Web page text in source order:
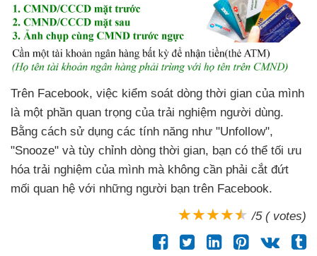
Trên Facebook, việc kiểm soát dòng thời gian của mình
là một phần quan trọng của trải nghiệm người dùng.
Bằng cách sử dụng các tính năng như "Unfollow",
"Snooze" và tùy chỉnh dòng thời gian, bạn có thể tối ưu
hóa trải nghiệm của mình mà không cần phải cắt đứt
mối quan hệ với những người bạn trên Facebook.
/5 ( votes)